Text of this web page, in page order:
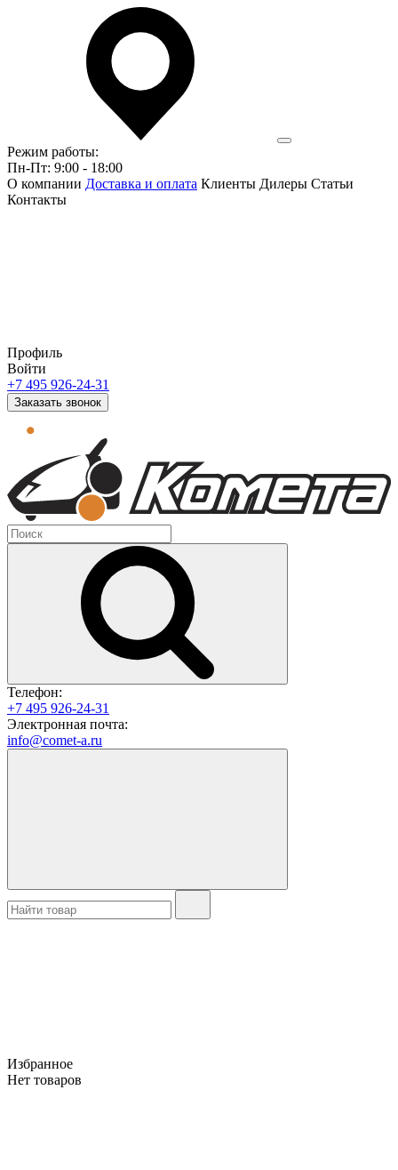
Режим работы:
Пн-Пт: 9:00 - 18:00
О компании Доставка и оплата Клиенты Дилеры Статьи
Контакты
Профиль
Войти
+7 495 926-24-31
Заказать звонок
Телефон:
+7 495 926-24-31
Электронная почта:
info@comet-a.ru
Избранное
Нет товаров